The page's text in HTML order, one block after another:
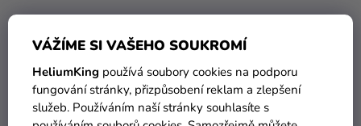
VÁŽÍME SI VAŠEHO SOUKROMÍ
HeliumKing používá soubory cookies na podporu
fungování stránky, přizpůsobení reklam a zlepšení
služeb. Používáním naší stránky souhlasíte s
Jmenovky - zlaté větve 10 ks